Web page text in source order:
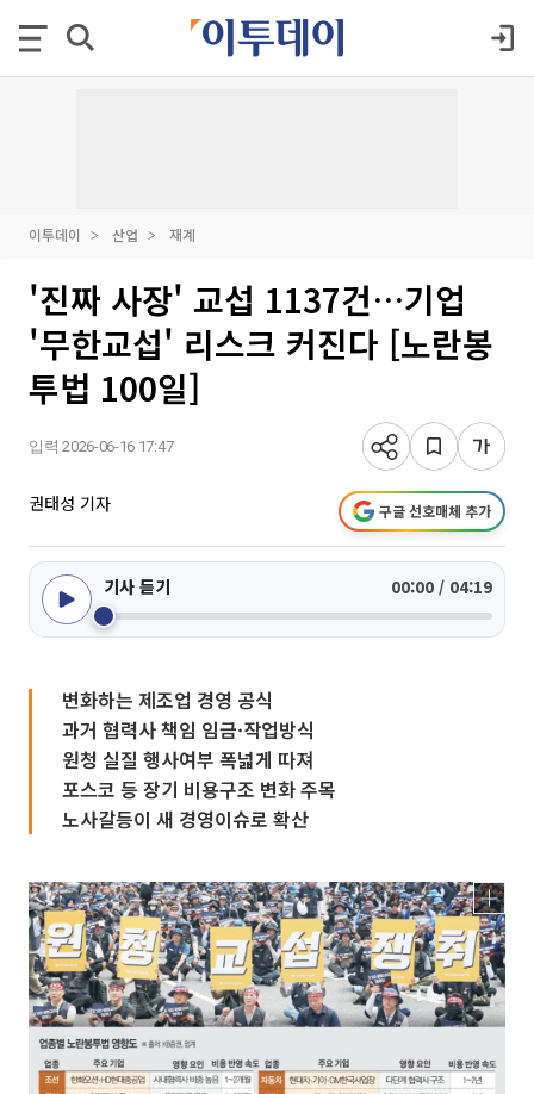
이투데이 산업 재계
'진짜 사장' 교섭 1137건…기업
'무한교섭' 리스크 커진다 [노란봉
투법 100일]
입력 2026-06-16 17:47
권태성 기자 구글 선호매체 추가
기사 듣기 00:00 / 04:19
변화하는 제조업 경영 공식
과거 협력사 책임 임금·작업방식
원청 실질 행사여부 폭넓게 따져
포스코 등 장기 비용구조 변화 주목
노사갈등이 새 경영이슈로 확산